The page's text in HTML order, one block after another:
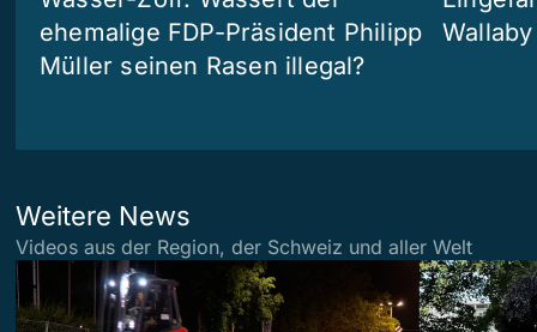
ehemalige FDP-Präsident Philipp
Müller seinen Rasen illegal?
Weitere News
Videos aus der Region, der Schweiz und aller Welt